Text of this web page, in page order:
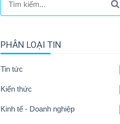
PHÂN LOẠI TIN
Tin tức
Kiến thức
Kinh tế - Doanh nghiệp